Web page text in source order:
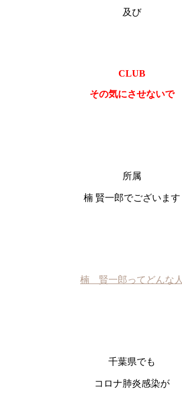
及び
CLUB
その気にさせないで
所属
楠 賢一郎でございます
楠 賢一郎ってどんな人
千葉県でも
コロナ肺炎感染が